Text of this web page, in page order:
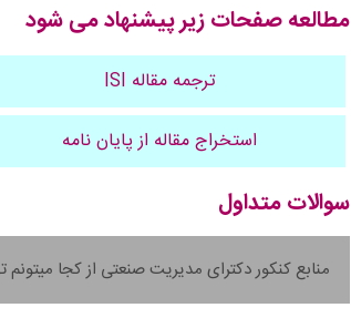
مطالعه صفحات زیر پیشنهاد می شود
ترجمه مقاله ISI
استخراج مقاله از پایان نامه
سوالات متداول
منابع کنکور دکترای مدیریت صنعتی از کجا میتونم